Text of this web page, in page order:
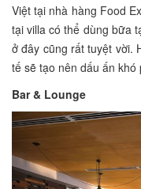
Việt tại nhà hàng Food
tại villa có thể dùng bữa
ở đây cũng rất tuyệt vời.
tế sẽ tạo nên dấu ấn khó
Bar & Lounge